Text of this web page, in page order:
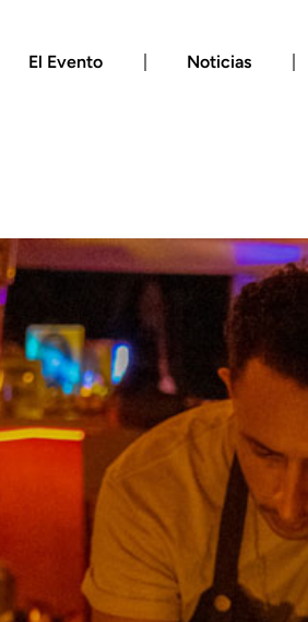
El Evento Noticias